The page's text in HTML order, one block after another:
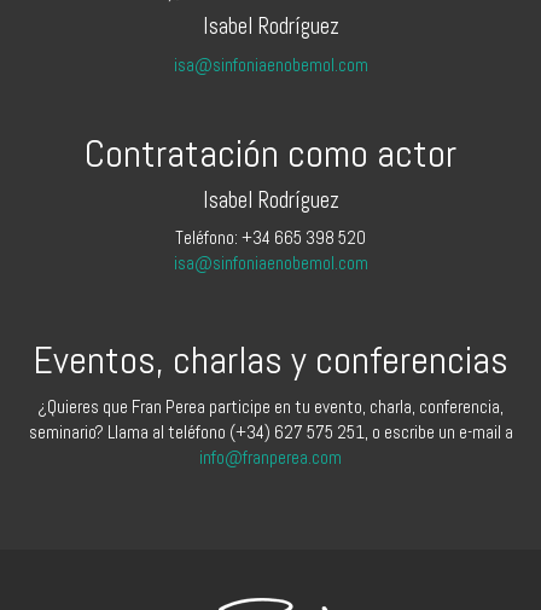
Isabel Rodríguez
isa@sinfoniaenobemol.com
Contratación como actor
Isabel Rodríguez
Teléfono: +34 665 398 520
isa@sinfoniaenobemol.com
Eventos, charlas y conferencias
¿Quieres que Fran Perea participe en tu evento, charla, conferencia,
seminario? Llama al teléfono (+34) 627 575 251, o escribe un e-mail a
info@franperea.com